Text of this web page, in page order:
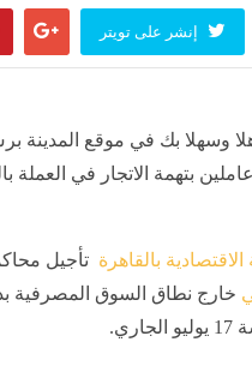
إنشر على تويتر
وسهلا بك في موقع المدينة
بالقاهرة تأجيل
خارج نطاق السوق المصرفية